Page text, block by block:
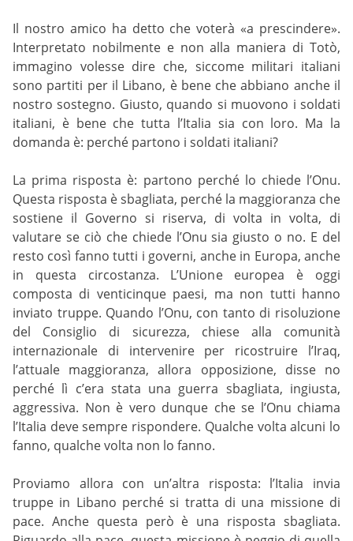
Il nostro amico ha detto che voterà «a prescindere».
Interpretato nobilmente e non alla maniera di Totò,
immagino volesse dire che, siccome militari italiani
sono partiti per il Libano, è bene che abbiano anche il
nostro sostegno. Giusto, quando si muovono i soldati
italiani, è bene che tutta l’Italia sia con loro. Ma la
domanda è: perché partono i soldati italiani?
La prima risposta è: partono perché lo chiede l’Onu.
Questa risposta è sbagliata, perché la maggioranza che
sostiene il Governo si riserva, di volta in volta, di
valutare se ciò che chiede l’Onu sia giusto o no. E del
resto così fanno tutti i governi, anche in Europa, anche
in questa circostanza. L’Unione europea è oggi
composta di venticinque paesi, ma non tutti hanno
inviato truppe. Quando l’Onu, con tanto di risoluzione
del Consiglio di sicurezza, chiese alla comunità
internazionale di intervenire per ricostruire l’Iraq,
l’attuale maggioranza, allora opposizione, disse no
perché lì c’era stata una guerra sbagliata, ingiusta,
aggressiva. Non è vero dunque che se l’Onu chiama
l’Italia deve sempre rispondere. Qualche volta alcuni lo
fanno, qualche volta non lo fanno.
Proviamo allora con un’altra risposta: l’Italia invia
truppe in Libano perché si tratta di una missione di
pace. Anche questa però è una risposta sbagliata.